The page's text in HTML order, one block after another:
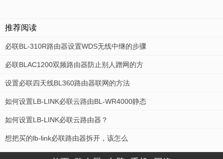
推荐阅读
必联BL-310R路由器设置WDS无线中继的步骤
必联BLAC1200双频路由器防止别人蹭网的方
设置必联四天线BL360路由器联网的方法
如何设置LB-LINK必联云路由BL-WR4000静态
如何设置LB-LINK必联云路由器？
想把买的lb-link必联路由器拆开，该怎么